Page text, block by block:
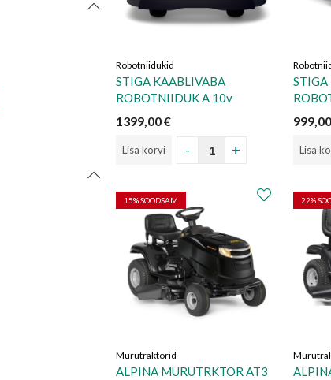
Robotniidukid
STIGA KAABLIVABA
ROBOTNIIDUK A 10v
1399,00€
Lisa korvi
STIGA
999,00
Lisa
15% SOODSAM
Murutraktorid
ALPINA MURUTRKTOR AT3
22%